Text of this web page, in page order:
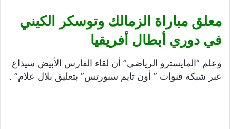
معلق مباراة الزمالك وتوسكر الكيني
في دوري أبطال أفريقيا
وعلم “المايسترو الرياضي” أن لقاء الفارس الأبيض سيذاع
عبر شبكة قنوات ” أون تايم سبورتس” بتعليق بلال علام” .